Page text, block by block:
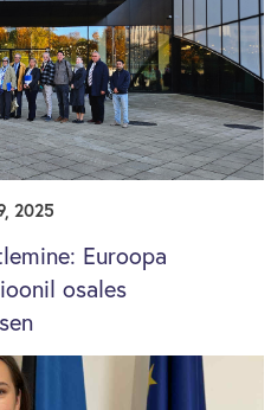
2025
Euroopa
osales